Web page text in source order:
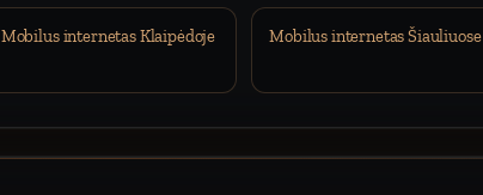
Mobilus internetas Klaipėdoje Mobilus internetas Šiauliuose